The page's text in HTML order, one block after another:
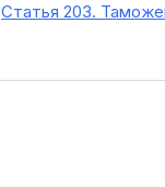
Статья 203.